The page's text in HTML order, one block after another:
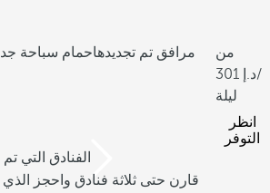
مرافق تم تجديدهاحمام سباحة
من
301
/
ليلة
انظر
التوفر
/3 الفنادق التي
قارن حتى ثلاثة فنادق واحجز